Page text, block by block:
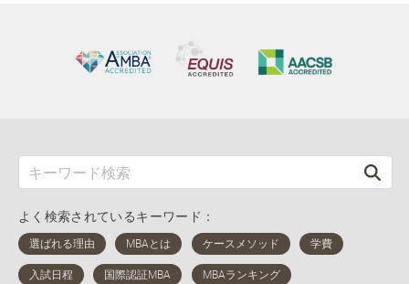
よく検索されているキーワード：